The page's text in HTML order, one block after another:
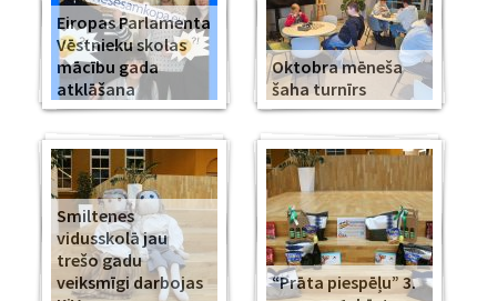
Eiropas Parlamenta
Vēstnieku skolas
mācību gada
atklāšana
Oktobra mēneša
šaha turnīrs
Smiltenes
vidusskolā jau
trešo gadu
veiksmīgi darbojas
“Prāta piespēļu” 3.